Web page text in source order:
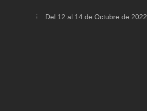
Del 12 al 14 de Octubre de 2022